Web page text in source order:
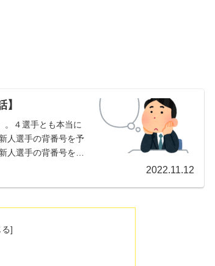
。４選手とも本当に
人選手の背番号を予
人選手の背番号を予
2022.11.12